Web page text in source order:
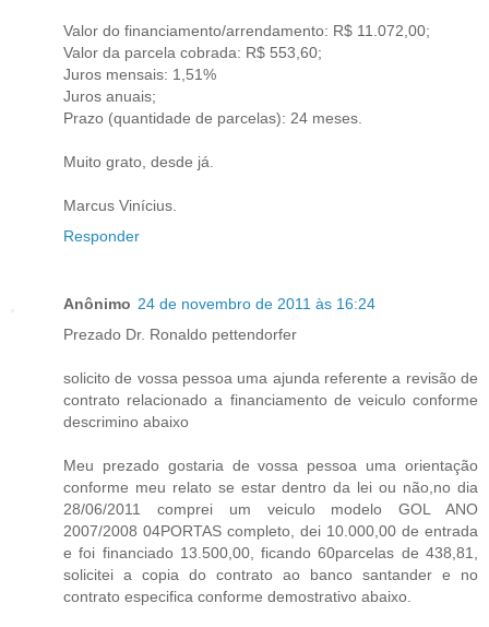
Valor do financiamento/arrendamento: R$ 11.072,00;
Valor da parcela cobrada: R$ 553,60;
Juros mensais: 1,51%
Juros anuais;
Prazo (quantidade de parcelas): 24 meses.
Muito grato, desde já.
Marcus Vinícius.
Responder
Anônimo 24 de novembro de 2011 às 16:24
Prezado Dr. Ronaldo pettendorfer
solicito de vossa pessoa uma ajunda referente a revisão de
contrato relacionado a financiamento de veiculo conforme
descrimino abaixo
Meu prezado gostaria de vossa pessoa uma orientação
conforme meu relato se estar dentro da lei ou não,no dia
28/06/2011 comprei um veiculo modelo GOL ANO
2007/2008 04PORTAS completo, dei 10.000,00 de entrada
e foi financiado 13.500,00, ficando 60parcelas de 438,81,
solicitei a copia do contrato ao banco santander e no
contrato especifica conforme demostrativo abaixo.